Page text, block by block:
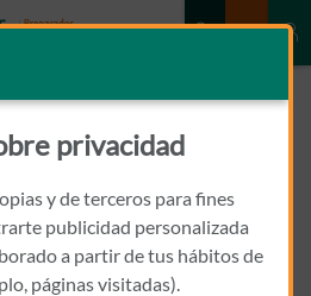
de moto
Share
privacidad
y de terceros para fines
publicidad personalizada
a partir de tus hábitos de
páginas visitadas).